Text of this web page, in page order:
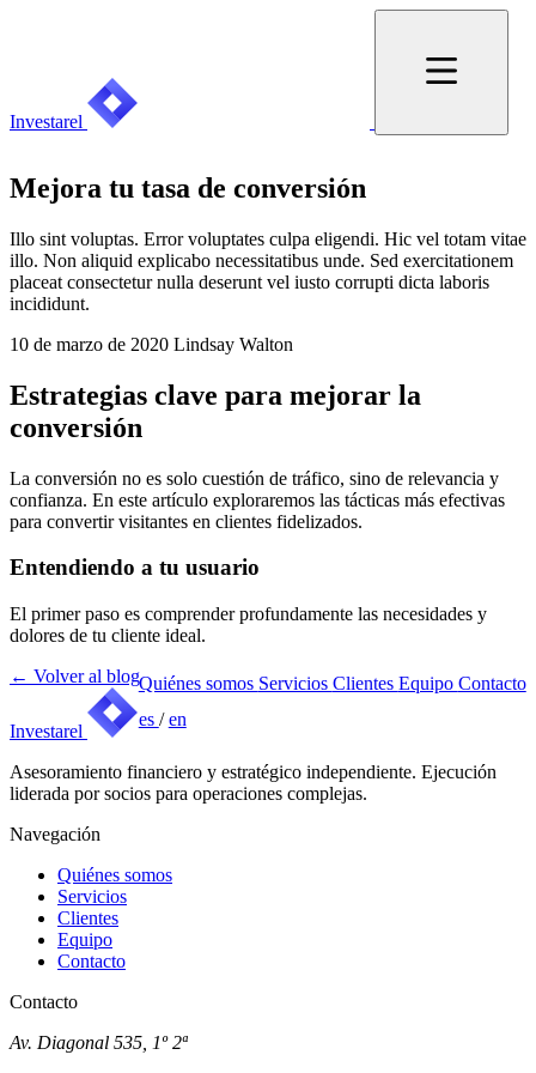
Quiénes somos Servicios Clientes Equipo Contacto
es / en
Investarel
Mejora tu tasa de conversión
Illo sint voluptas. Error voluptates culpa eligendi. Hic vel totam vitae
illo. Non aliquid explicabo necessitatibus unde. Sed exercitationem
placeat consectetur nulla deserunt vel iusto corrupti dicta laboris
incididunt.
10 de marzo de 2020 Lindsay Walton
Estrategias clave para mejorar la
conversión
La conversión no es solo cuestión de tráfico, sino de relevancia y
confianza. En este artículo exploraremos las tácticas más efectivas
para convertir visitantes en clientes fidelizados.
Entendiendo a tu usuario
El primer paso es comprender profundamente las necesidades y
dolores de tu cliente ideal.
← Volver al blog
Investarel
Asesoramiento financiero y estratégico independiente. Ejecución
liderada por socios para operaciones complejas.
Navegación
Quiénes somos
Servicios
Clientes
Equipo
Contacto
Contacto
Av. Diagonal 535, 1º 2ª